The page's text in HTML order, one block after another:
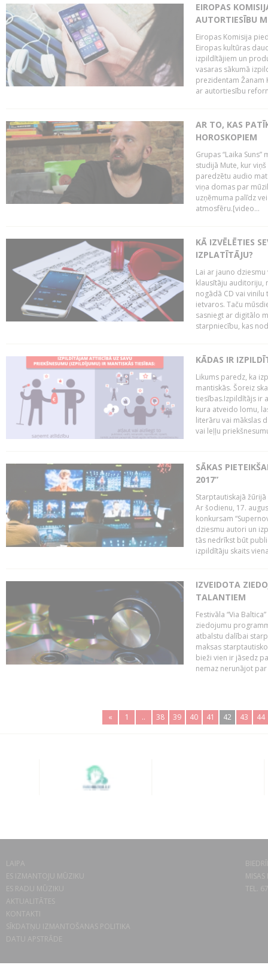
EIROPAS
AUTORTIESĪBU
Eiropas Komisija
Eiropas kultūras
izpildītājiem un
vasaras sākumā
prezidentam Žanam
ar autortiesību
AR TO, KAS
HOROSKOPIEM
Grupas “Laika
studijā Mute, kur
paredzētu audio
viņa domas par
uzņēmuma palīdz
atmosfēru.[video...
KĀ IZVĒLĒTIES
IZPLATĪTĀJU?
Lai ar jauno
klausītāju auditoriju,
nogādā CD vai
ietvaros. Taču
sasniegt ar digitālo
starpniecību, kas
KĀDAS IR
Likums paredz, ka
mantiskās. Šoreiz
tiesības.Izpildītājs ir
kura atveido lomu,
literāru vai mākslas
vai leļļu
SĀKAS
2017”
Starptautiskajā
Ar šodienu, 17.
konkursam
dziesmu autori un
tās nedrīkst būt
izpildītāju skaits
IZVEIDOTA
TALANTIEM
Festivāla “Via
ziedojumu
atbalstu dalībai
maksas
bieži vien ir jāsedz
nemaz nerunājot
« 1 .. 38 39 40 41 42 43 44
LAIPA
ES IZMANTOJU MŪZIKU
ES RADU MŪZIKU
AKTUALITĀTES
KONTAKTI
SĪKDATŅU IZMANTOŠANAS POLITIKA
DATU APSTRĀDE
TEL.